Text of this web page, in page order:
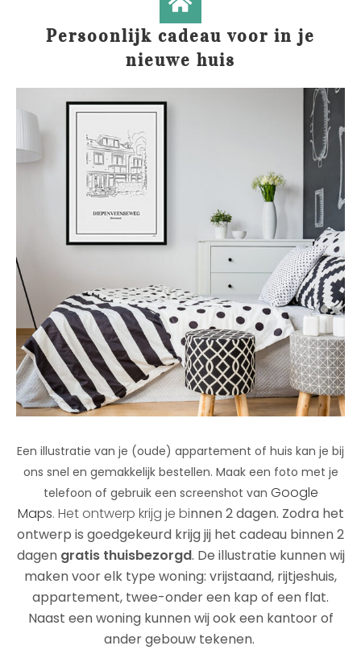
Persoonlijk cadeau voor in je
nieuwe huis
Een illustratie van je (oude) appartement of huis kan je bij
ons snel en gemakkelijk bestellen. Maak een foto met je
telefoon of gebruik een screenshot van Google
Maps. Het ontwerp krijg je binnen 2 dagen. Zodra het
ontwerp is goedgekeurd krijg jij het cadeau binnen 2
dagen gratis thuisbezorgd. De illustratie kunnen wij
maken voor elk type woning: vrijstaand, rijtjeshuis,
appartement, twee-onder een kap of een flat.
Naast een woning kunnen wij ook een kantoor of
ander gebouw tekenen.